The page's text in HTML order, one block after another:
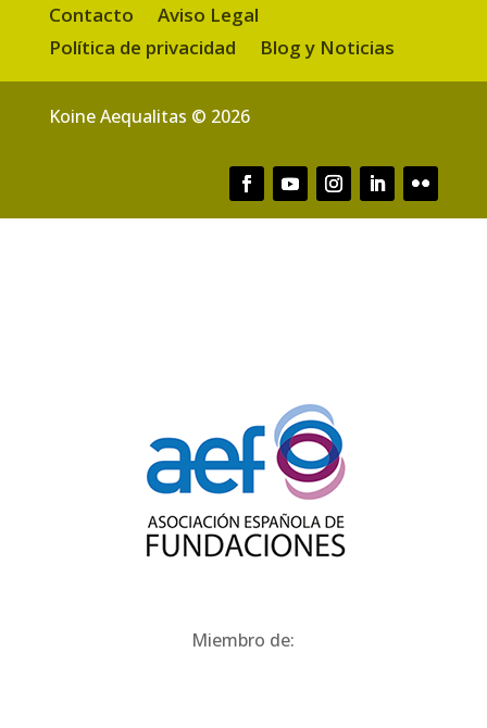
Contacto
Aviso Legal
Política de privacidad
Blog y Noticias
Koine Aequalitas © 2026
Miembro de: